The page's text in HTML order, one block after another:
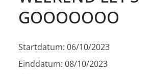
GOOOOOOO
Startdatum: 06/10/2023
Einddatum: 08/10/2023